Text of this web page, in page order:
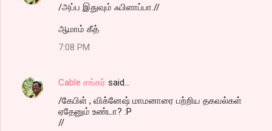
/அப்ப இதுவும் ஃபிளாப்பா.//
ஆமாம் கீத்
7:08 PM
Cable சங்கர் said…
/கேபிள் , விக்னேஷ் மாமனாரை பற்றிய தகவல்கள்
ஏதேனும் உண்டா? :P
//